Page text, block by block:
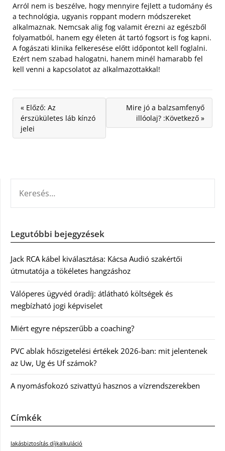
Arról nem is beszélve, hogy mennyire fejlett a tudomány és
a technológia, ugyanis roppant modern módszereket
alkalmaznak. Nemcsak alig fog valamit érezni az egészből
folyamatból, hanem egy életen át tartó fogsort is fog kapni.
A fogászati klinika felkeresése előtt időpontot kell foglalni.
Ezért nem szabad halogatni, hanem minél hamarabb fel
kell venni a kapcsolatot az alkalmazottakkal!
« Előző: Az
érszükületes láb kínzó
jelei
Mire jó a balzsamfenyő
illóolaj? :Következő »
Legutóbbi bejegyzések
Jack RCA kábel kiválasztása: Kácsa Audió szakértői
útmutatója a tökéletes hangzáshoz
Válóperes ügyvéd óradíj: átlátható költségek és
megbízható jogi képviselet
Miért egyre népszerűbb a coaching?
PVC ablak hőszigetelési értékek 2026-ban: mit jelentenek
az Uw, Ug és Uf számok?
A nyomásfokozó szivattyú hasznos a vízrendszerekben
Címkék
lakásbiztosítás díjkalkuláció